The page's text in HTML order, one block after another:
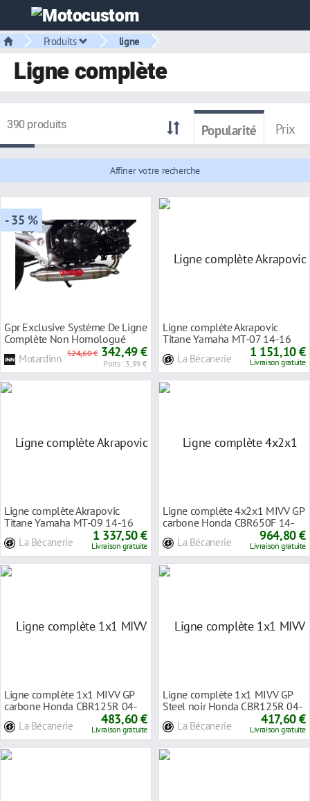
Produits ligne
Ligne complète
390 produits Popularité Prix
Affiner votre recherche
- 35 %
Gpr Exclusive Système De Ligne
Complète Non Homologué
Deeptone Inox
Motardinn 524,60 € 342,49 €
Ports : 3,99 €
Ligne complète Akrapovic
Titane Yamaha MT-07 14-16
La Bécanerie 1 151,10 €
Livraison gratuite
Ligne complète Akrapovic
Titane Yamaha MT-09 14-16
La Bécanerie 1 337,50 €
Livraison gratuite
Ligne complète 4x2x1 MIVV GP
carbone Honda CBR650F 14-
La Bécanerie 964,80 €
Livraison gratuite
Ligne complète 1x1 MIVV GP
carbone Honda CBR125R 04-
La Bécanerie 483,60 €
Livraison gratuite
Ligne complète 1x1 MIVV GP
Steel noir Honda CBR125R 04-
La Bécanerie 417,60 €
Livraison gratuite